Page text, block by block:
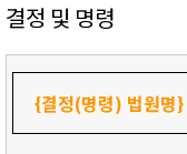
결정 및 명령
{결정(명령) 법원명}